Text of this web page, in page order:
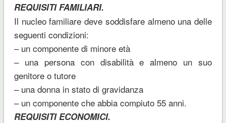
REQUISITI FAMILIARI.
Il nucleo familiare deve soddisfare almeno una delle
seguenti condizioni:
– un componente di minore età
– una persona con disabilità e almeno un suo
genitore o tutore
– una donna in stato di gravidanza
– un componente che abbia compiuto 55 anni.
REQUISITI ECONOMICI.